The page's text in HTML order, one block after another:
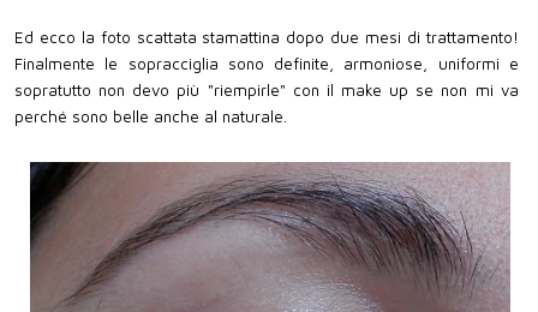
Ed ecco la foto scattata stamattina dopo due mesi di trattamento!
Finalmente le sopracciglia sono definite, armoniose, uniformi e
sopratutto non devo più "riempirle" con il make up se non mi va
perché sono belle anche al naturale.